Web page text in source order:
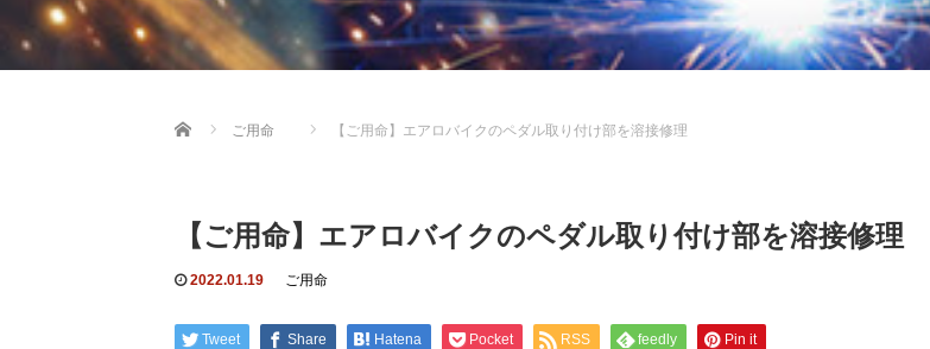
Home ご用命 【ご用命】エアロバイクのペダル取り付け部を溶接修理
【ご用命】エアロバイクのペダル取り付け部を溶接修理
2022.01.19 ご用命
Tweet Share Hatena Pocket RSS feedly Pin it